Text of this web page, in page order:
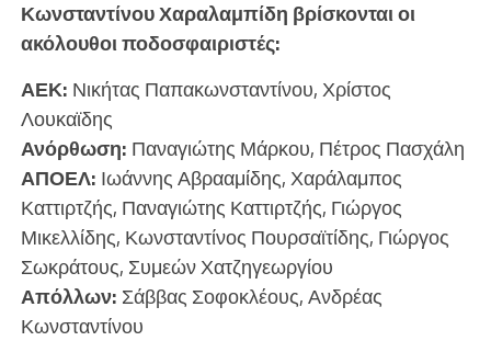
Κωνσταντίνου Χαραλαμπίδη βρίσκονται οι
ακόλουθοι ποδοσφαιριστές:
ΑΕΚ: Νικήτας Παπακωνσταντίνου, Χρίστος
Λουκαϊδης
Ανόρθωση: Παναγιώτης Μάρκου, Πέτρος Πασχάλη
ΑΠΟΕΛ: Ιωάννης Αβρααμίδης, Χαράλαμπος
Καττιρτζής, Παναγιώτης Καττιρτζής, Γιώργος
Μικελλίδης, Κωνσταντίνος Πουρσαϊτίδης, Γιώργος
Σωκράτους, Συμεών Χατζηγεωργίου
Απόλλων: Σάββας Σοφοκλέους, Ανδρέας
Κωνσταντίνου